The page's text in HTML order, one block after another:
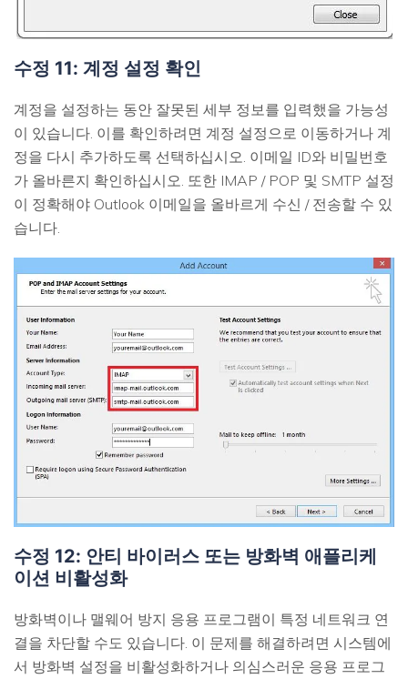
수정 11: 계정 설정 확인
계정을 설정하는 동안 잘못된 세부 정보를 입력했을 가능성
이 있습니다. 이를 확인하려면 계정 설정으로 이동하거나 계
정을 다시 추가하도록 선택하십시오. 이메일 ID와 비밀번호
가 올바른지 확인하십시오. 또한 IMAP / POP 및 SMTP 설정
이 정확해야 Outlook 이메일을 올바르게 수신 / 전송할 수 있
습니다.
수정 12: 안티 바이러스 또는 방화벽 애플리케
이션 비활성화
방화벽이나 맬웨어 방지 응용 프로그램이 특정 네트워크 연
결을 차단할 수도 있습니다. 이 문제를 해결하려면 시스템에
서 방화벽 설정을 비활성화하거나 의심스러운 응용 프로그